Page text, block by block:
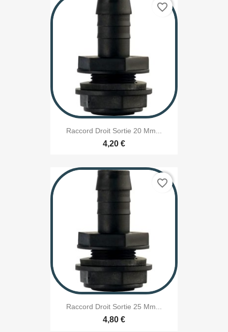
Raccord Droit Sortie 20 Mm...
4,20 €
favorite_border
Raccord Droit Sortie 25 Mm...
4,80 €
favorite_border